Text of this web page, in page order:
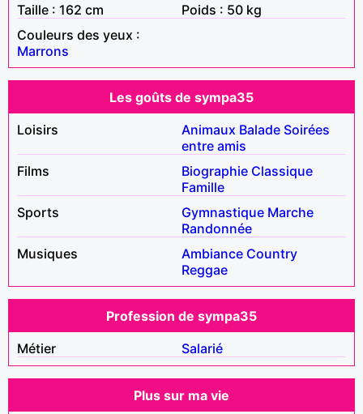
Taille : 162 cm
Poids : 50 kg
Couleurs des yeux :
Marrons
Les goûts de sympa35
Loisirs
Animaux Balade Soirées
entre amis
Films
Biographie Classique
Famille
Sports
Gymnastique Marche
Randonnée
Musiques
Ambiance Country
Reggae
Profession de sympa35
Métier
Salarié
Plus sur ma vie